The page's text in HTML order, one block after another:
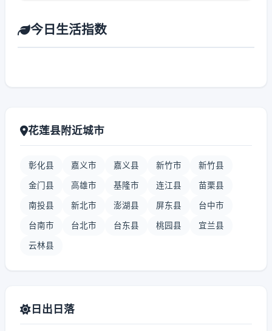
今日生活指数
花莲县附近城市
彰化县 嘉义市 嘉义县 新竹市 新竹县
金门县 高雄市 基隆市 连江县 苗栗县
南投县 新北市 澎湖县 屏东县 台中市
台南市 台北市 台东县 桃园县 宜兰县
云林县
日出日落